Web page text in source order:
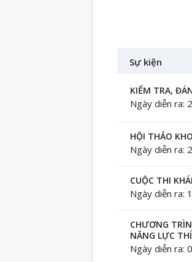
Sự kiện
KIỂM TRA,
Ngày diễn ra:
HỘI THẢO
Ngày diễn ra:
CUỘC THI
Ngày diễn ra:
CHƯƠNG
NĂNG LỰC
Ngày diễn ra: